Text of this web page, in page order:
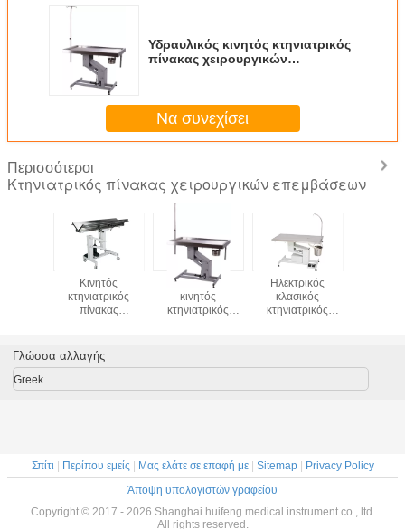
Υδραυλικός κινητός κτηνιατρικός
πίνακας χειρουργικών
Να συνεχίσει
Περισσότεροι
Κτηνιατρικός πίνακας χειρουργικών επεμβάσεων
Κινητός
κτηνιατρικός
πίνακας
τέσσερις κάστορες
Β - τοπ λειτουργία
Υδραυλικός
κινητός
κτηνιατρικός
ζώο/PET που
κλινική
Ηλεκτρικός
κλασικός
κτηνιατρικός
ανοξείδωτου 304
Γλώσσα αλλαγής
Greek
Σπίτι Περίπου εμείς Μας ελάτε σε επαφή με| Sitemap|
Privacy Policy
Άποψη υπολογιστών γραφείου
Copyright © 2017 - 2026 Shanghai huifeng medical instrument co., ltd.
All rights reserved.